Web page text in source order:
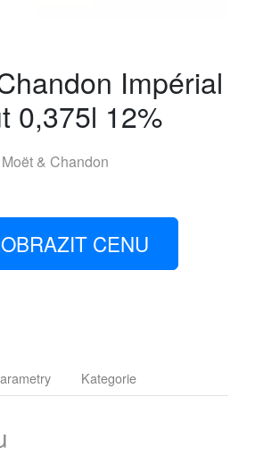
Impérial
0,375l 12%
Moët & Chandon
CENU
Kategorie